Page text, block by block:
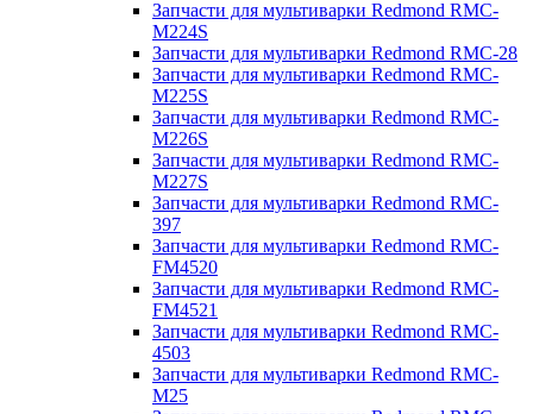
Запчасти для мультиварки Redmond RMC-
M224S
Запчасти для мультиварки Redmond RMC-28
Запчасти для мультиварки Redmond RMC-
M225S
Запчасти для мультиварки Redmond RMC-
M226S
Запчасти для мультиварки Redmond RMC-
M227S
Запчасти для мультиварки Redmond RMC-
397
Запчасти для мультиварки Redmond RMC-
FM4520
Запчасти для мультиварки Redmond RMC-
FM4521
Запчасти для мультиварки Redmond RMC-
4503
Запчасти для мультиварки Redmond RMC-
M25